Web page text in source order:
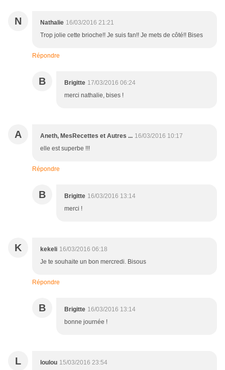
N Nathalie 16/03/2016 21:21
Trop jolie cette brioche!! Je suis fan!! Je mets de côté!! Bises
Répondre
B Brigitte 17/03/2016 06:24
merci nathalie, bises !
A Aneth, MesRecettes et Autres ... 16/03/2016 10:17
elle est superbe !!!
Répondre
B Brigitte 16/03/2016 13:14
merci !
K kekeli 16/03/2016 06:18
Je te souhaite un bon mercredi. Bisous
Répondre
B Brigitte 16/03/2016 13:14
bonne journée !
L loulou 15/03/2016 23:54